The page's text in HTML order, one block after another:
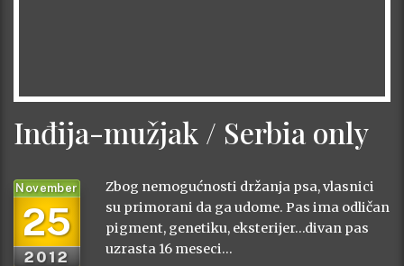
Inđija-mužjak / Serbia only
25
November
2012
Zbog nemogućnosti držanja psa, vlasnici
su primorani da ga udome. Pas ima odličan
pigment, genetiku, eksterijer…divan pas
uzrasta 16 meseci…